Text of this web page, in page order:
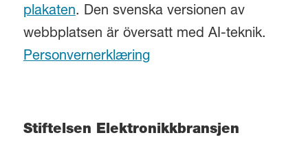
plakaten. Den svenska versionen av
webbplatsen är översatt med AI-teknik.
Personvernerklæring
Stiftelsen Elektronikkbransjen